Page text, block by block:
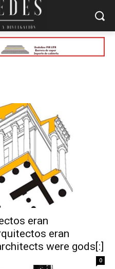
eran
eran
were gods[:]
0